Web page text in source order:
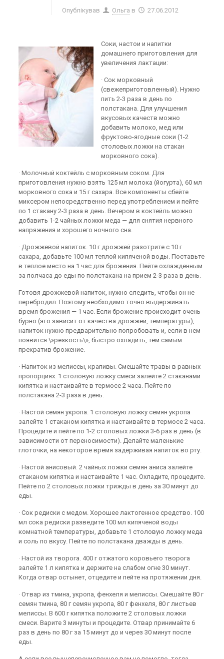
Опублікував Ольга в 27.06.2012
Соки, настои и напитки
домашнего приготовления для
увеличения лактации:
· Сок морковный
(свежеприготовленный). Нужно
пить 2-3 раза в день по
полстакана. Для улучшения
вкусовых качеств можно
добавить молоко, мед или
фруктово-ягодные соки (1-2
столовых ложки на стакан
морковного сока).
· Молочный коктейль с морковным соком. Для
приготовления нужно взять 125 мл молока (йогурта), 60 мл
морковного сока и 15 г сахара. Все компоненты сбейте
миксером непосредственно перед употреблением и пейте
по 1 стакану 2-3 раза в день. Вечером в коктейль можно
добавить 1-2 чайных ложки меда — для снятия нервного
напряжения и хорошего ночного сна.
· Дрожжевой напиток. 10 г дрожжей разотрите с 10 г
сахара, добавьте 100 мл теплой кипяченой воды. Поставьте
в теплое место на 1 час для брожения. Пейте охлажденным
за полчаса до еды по полстакана на прием 2-3 раза в день.
Готовя дрожжевой напиток, нужно следить, чтобы он не
перебродил. Поэтому необходимо точно выдерживать
время брожения — 1 час. Если брожение происходит очень
бурно (это зависит от качества дрожжей, температуры),
напиток нужно предварительно попробовать и, если в нем
появится \»резкость\», быстро охладить, тем самым
прекратив брожение.
· Напиток из мелиссы, крапивы. Смешайте травы в равных
пропорциях. 1 столовую ложку смеси залейте 2 стаканами
кипятка и настаивайте в термосе 2 часа. Пейте по
полстакана 2-3 раза в день.
· Настой семян укропа. 1 столовую ложку семян укропа
залейте 1 стаканом кипятка и настаивайте в термосе 2 часа.
Процедите и пейте по 1-2 столовых ложки 3-6 раз в день (в
зависимости от переносимости). Делайте маленькие
глоточки, на некоторое время задерживая напиток во рту.
· Настой анисовый. 2 чайных ложки семян аниса залейте
стаканом кипятка и настаивайте 1 час. Охладите, процедите.
Пейте по 2 столовых ложки трижды в день за 30 минут до
еды.
· Сок редиски с медом. Хорошее лактогенное средство. 100
мл сока редиски разведите 100 мл кипяченой воды
комнатной температуры, добавьте 1 столовую ложку меда
и соль по вкусу. Пейте по полстакана дважды в день.
· Настой из творога. 400 г отжатого коровьего творога
залейте 1 л кипятка и держите на слабом огне 30 минут.
Когда отвар остынет, отцедите и пейте на протяжении дня.
· Отвар из тмина, укропа, фенхеля и мелиссы. Смешайте 80 г
семян тмина, 80 г семян укропа, 80 г фенхеля, 80 г листьев
мелиссы. В 600 г кипятка положите 2 столовых ложки
смеси. Варите 3 минуты и процедите. Отвар принимайте 6
раз в день по 80 г за 15 минут до и через 30 минут после
еды.